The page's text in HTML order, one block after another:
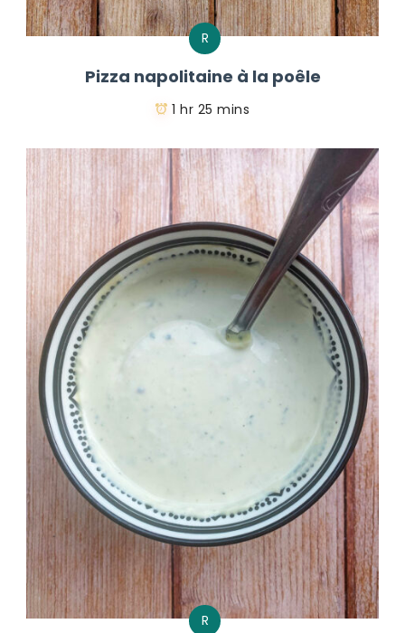
R
Pizza napolitaine à la poêle
1 hr 25 mins
R